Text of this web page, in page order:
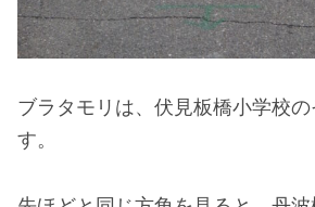
ブラタモリは、伏見板橋小学校の
す。